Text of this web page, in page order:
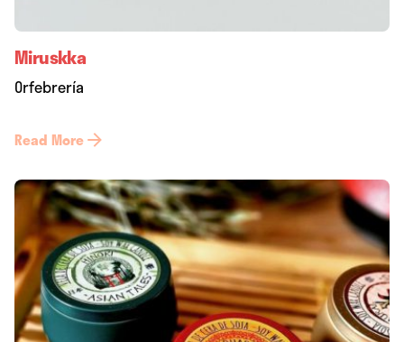
Miruskka
Orfebrería
Read More